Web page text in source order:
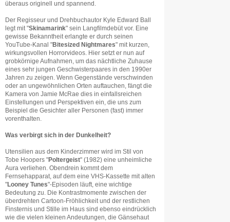
überaus originell und spannend.
Der Regisseur und Drehbuchautor Kyle Edward Ball
legt mit "Skinamarink" sein Langfilmdebüt vor. Eine
gewisse Bekanntheit erlangte er durch seinen
YouTube-Kanal "Bitesized Nightmares" mit kurzen,
wirkungsvollen Horrorvideos. Hier setzt er nun auf
grobkörnige Aufnahmen, um das nächtliche Zuhause
eines sehr jungen Geschwisterpaares in den 1990er
Jahren zu zeigen. Wenn Gegenstände verschwinden
oder an ungewöhnlichen Orten auftauchen, fängt die
Kamera von Jamie McRae dies in einfallsreichen
Einstellungen und Perspektiven ein, die uns zum
Beispiel die Gesichter aller Personen (fast) immer
vorenthalten.
Was verbirgt sich in der Dunkelheit?
Utensilien aus dem Kinderzimmer wird im Stil von
Tobe Hoopers "Poltergeist" (1982) eine unheimliche
Aura verliehen. Obendrein kommt dem
Fernsehapparat, auf dem eine VHS-Kassette mit alten
"Looney Tunes"-Episoden läuft, eine wichtige
Bedeutung zu. Die Kontrastmomente zwischen der
überdrehten Cartoon-Fröhlichkeit und der restlichen
Finsternis und Stille im Haus sind ebenso eindrücklich
wie die vielen kleinen Andeutungen, die Gänsehaut